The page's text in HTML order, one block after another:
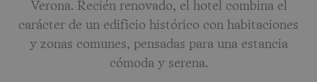
Verona. Recién renovado, el hotel combina el
carácter de un edificio histórico con habitaciones
y zonas comunes, pensadas para una estancia
cómoda y serena.